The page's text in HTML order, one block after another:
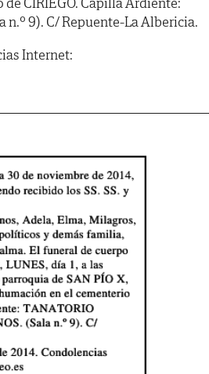
n.º 9). C/ Repuente-La Albericia.
Internet: